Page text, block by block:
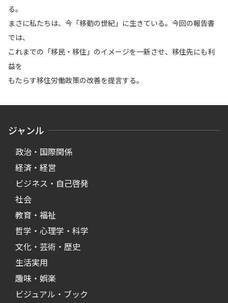
る。
まさに私たちは、今「移動の世紀」に生きている。今回の報告書
では、
これまでの「移民・移住」のイメージを一新させ、移住先にも利
益を
もたらす移住労働政策の改善を提言する。
ジャンル
政治・国際関係
経済・経営
ビジネス・自己啓発
社会
教育・福祉
哲学・心理学・科学
文化・芸術・歴史
生活実用
趣味・娯楽
ビジュアル・ブック